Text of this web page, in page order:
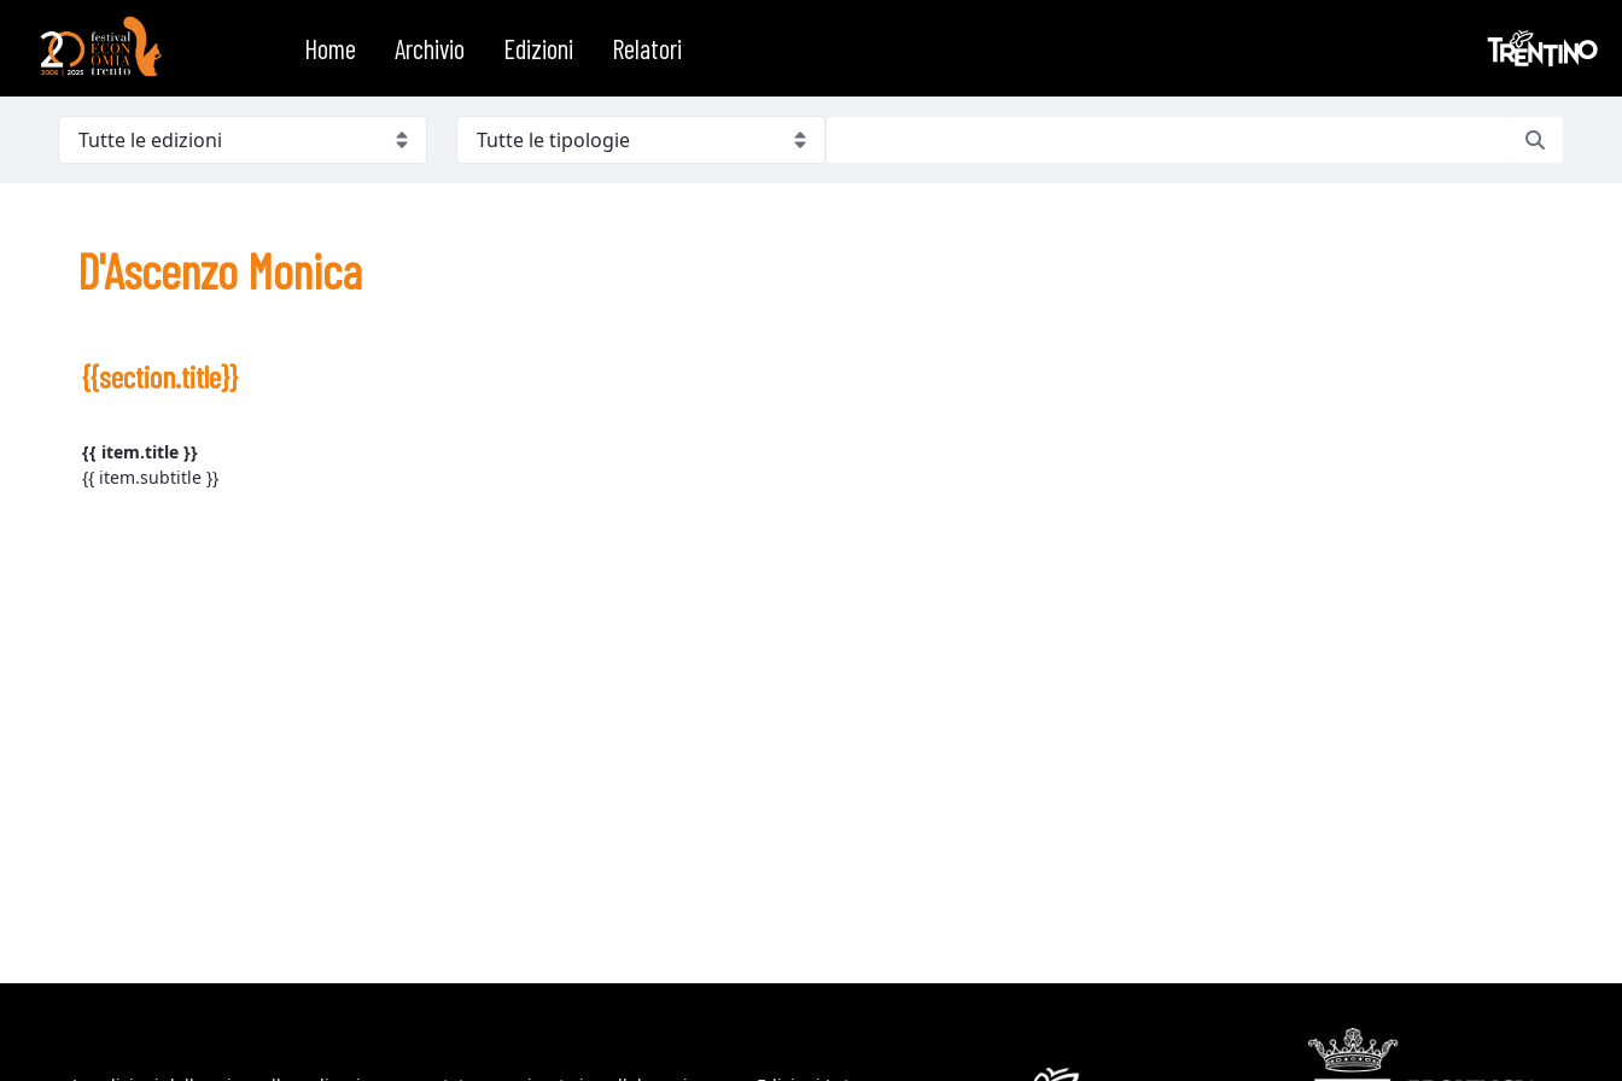
Saltar al contenido
D&#39;Ascenzo Monica
Home Archivio Edizioni Relatori
D'Ascenzo Monica
{{section.title}}
{{ item.title }}
{{ item.subtitle }}